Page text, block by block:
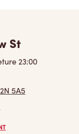
St
23:00
5A5